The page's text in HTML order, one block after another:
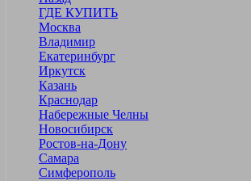
ГДЕ КУПИТЬ
Москва
Владимир
Екатеринбург
Иркутск
Казань
Краснодар
Набережные Челны
Новосибирск
Ростов-на-Дону
Самара
Симферополь